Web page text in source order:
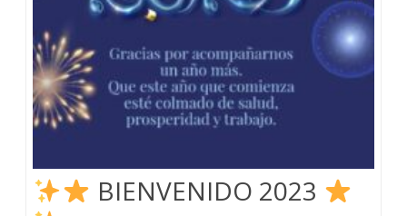
BIENVENIDO 2023